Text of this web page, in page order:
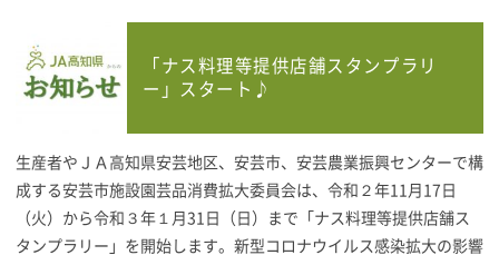
「ナス料理等提供店舗スタンプラリ
ー」スタート♪
生産者やＪＡ高知県安芸地区、安芸市、安芸農業振興センターで構
成する安芸市施設園芸品消費拡大委員会は、令和２年11月17日
（火）から令和３年１月31日（日）まで「ナス料理等提供店舗ス
タンプラリー」を開始します。新型コロナウイルス感染拡大の影響